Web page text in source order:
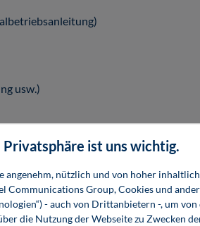
usw.)
Privatsphäre ist uns wichtig.
angenehm, nützlich und von hoher
Communications Group, Cookies und
- auch von Drittanbietern -, um
die Nutzung der Webseite zu Zwecken